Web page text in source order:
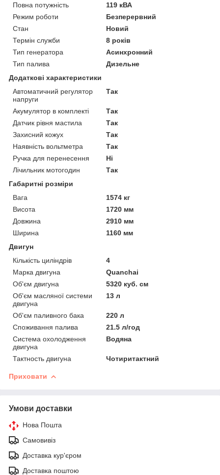
Повна потужність
119 кВА
Режим роботи
Безперервний
Стан
Новий
Термін служби
8 років
Тип генератора
Асинхронний
Тип палива
Дизельне
Додаткові характеристики
Автоматичний регулятор
напруги
Так
Акумулятор в комплекті
Так
Датчик рівня мастила
Так
Захисний кожух
Так
Наявність вольтметра
Так
Ручка для перенесення
Ні
Лічильник мотогодин
Так
Габаритні розміри
Вага
1574 кг
Висота
1720 мм
Довжина
2910 мм
Ширина
1160 мм
Двигун
Кількість циліндрів
4
Марка двигуна
Quanchai
Об'єм двигуна
5320 куб. см
Об'єм масляної системи
двигуна
13 л
Об'єм паливного бака
220 л
Споживання палива
21.5 л/год
Система охолодження
двигуна
Водяна
Тактность двигуна Чотиритактний
Приховати
Умови доставки
Нова Пошта
Самовивіз
Доставка кур'єром
Доставка поштою